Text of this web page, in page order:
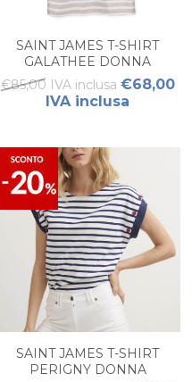
SAINT JAMES T-SHIRT
GALATHEE DONNA
€85,00 IVA inclusa €68,00
IVA inclusa
SAINT JAMES T-SHIRT
PERIGNY DONNA